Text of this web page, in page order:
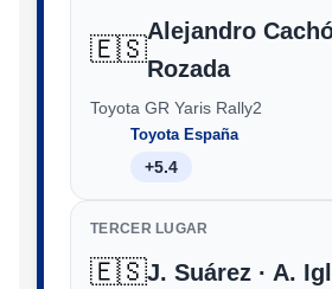
🇪🇸
Alejandro
Rozada
Toyota GR Yaris Rally2
Toyota España
+5.4
TERCER LUGAR
🇪🇸J. Suárez · A.